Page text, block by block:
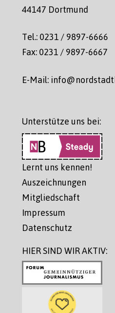
44147 Dortmund
Tel.: 0231 / 9897-6666
Fax: 0231 / 9897-6667
E-Mail:
Unterstütze uns bei:
Lernt uns kennen!
Auszeichnungen
Mitgliedschaft
Impressum
Datenschutz
HIER SIND WIR AKTIV: